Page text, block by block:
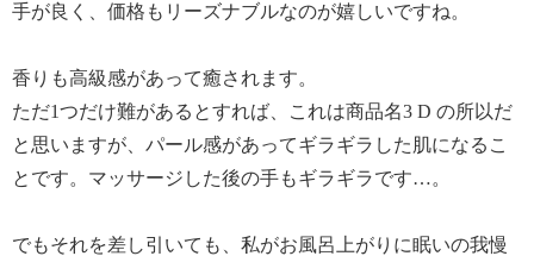
手が良く、価格もリーズナブルなのが嬉しいですね。
香りも高級感があって癒されます。
ただ1つだけ難があるとすれば、これは商品名3 D の所以だ
と思いますが、パール感があってギラギラした肌になるこ
とです。マッサージした後の手もギラギラです…。
でもそれを差し引いても、私がお風呂上がりに眠いの我慢